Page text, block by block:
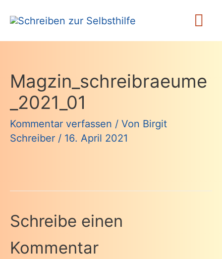
Inhalt
springen
Magzin_schreibraeume
_2021_01
Kommentar verfassen / Von Birgit
Schreiber / 16. April 2021
Schreibe einen
Kommentar